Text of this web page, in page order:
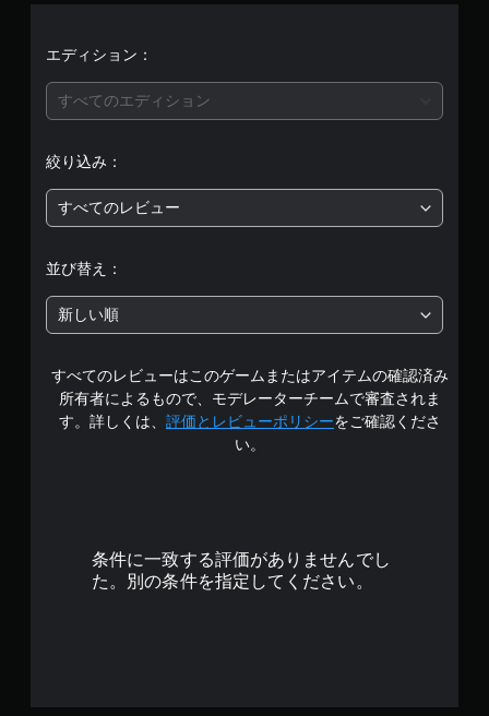
エディション：
すべてのエディション
絞り込み：
すべてのレビュー
並び替え：
新しい順
すべてのレビューはこのゲームまたはアイテムの確認済み
所有者によるもので、モデレーターチームで審査されま
す。詳しくは、 評価とレビューポリシーをご確認くださ
い。
条件に一致する評価がありませんでし
た。別の条件を指定してください。